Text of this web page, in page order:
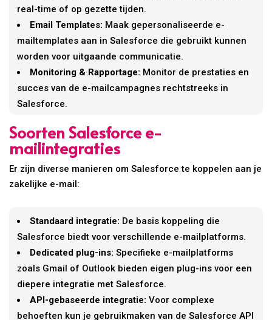
real-time of op gezette tijden.
Email Templates: Maak gepersonaliseerde e-
mailtemplates aan in Salesforce die gebruikt kunnen
worden voor uitgaande communicatie.
Monitoring & Rapportage: Monitor de prestaties en
succes van de e-mailcampagnes rechtstreeks in
Salesforce.
Soorten Salesforce e-
mailintegraties
Er zijn diverse manieren om Salesforce te koppelen aan je
zakelijke e-mail:
Standaard integratie: De basis koppeling die
Salesforce biedt voor verschillende e-mailplatforms.
Dedicated plug-ins: Specifieke e-mailplatforms
zoals Gmail of Outlook bieden eigen plug-ins voor een
diepere integratie met Salesforce.
API-gebaseerde integratie: Voor complexe
behoeften kun je gebruikmaken van de Salesforce API